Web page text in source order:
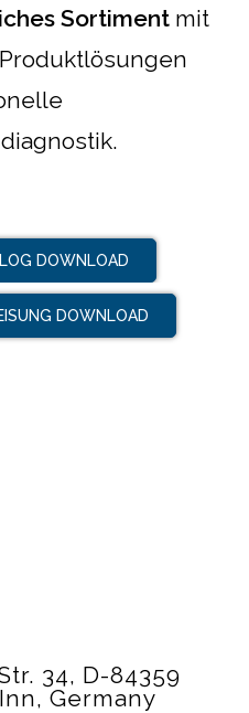
Sortiment mit
DOWNLOAD
DOWNLOAD
34, D-84359
Germany